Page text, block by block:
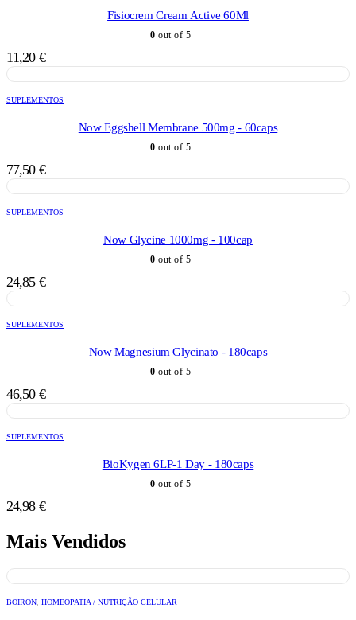
Fisiocrem Cream Active 60Ml
0 out of 5
11,20 €
SUPLEMENTOS
Now Eggshell Membrane 500mg - 60caps
0 out of 5
77,50 €
SUPLEMENTOS
Now Glycine 1000mg - 100cap
0 out of 5
24,85 €
SUPLEMENTOS
Now Magnesium Glycinato - 180caps
0 out of 5
46,50 €
SUPLEMENTOS
BioKygen 6LP-1 Day - 180caps
0 out of 5
24,98 €
Mais Vendidos
BOIRON HOMEOPATIA / NUTRIÇÃO CELULAR